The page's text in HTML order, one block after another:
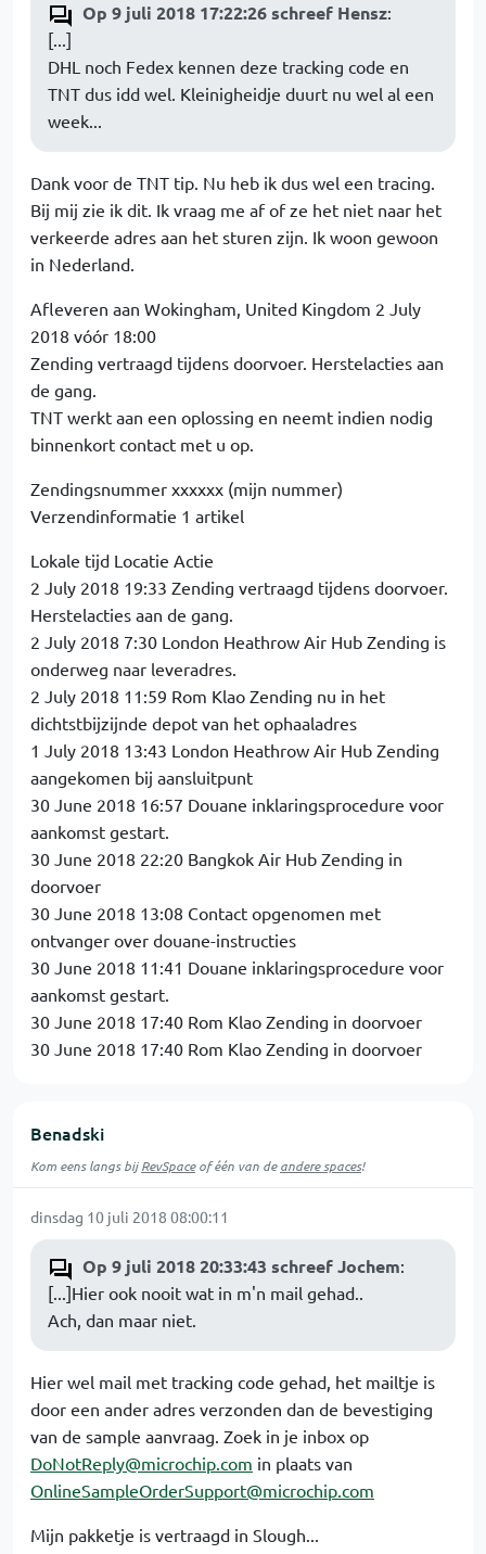
Op 9 juli 2018 17:22:26 schreef Hensz:
[...]
DHL noch Fedex kennen deze tracking code en
TNT dus idd wel. Kleinigheidje duurt nu wel al een
week...
Dank voor de TNT tip. Nu heb ik dus wel een tracing.
Bij mij zie ik dit. Ik vraag me af of ze het niet naar het
verkeerde adres aan het sturen zijn. Ik woon gewoon
in Nederland.
Afleveren aan Wokingham, United Kingdom 2 July
2018 vóór 18:00
Zending vertraagd tijdens doorvoer. Herstelacties aan
de gang.
TNT werkt aan een oplossing en neemt indien nodig
binnenkort contact met u op.
Zendingsnummer xxxxxx (mijn nummer)
Verzendinformatie 1 artikel
Lokale tijd Locatie Actie
2 July 2018 19:33 Zending vertraagd tijdens doorvoer.
Herstelacties aan de gang.
2 July 2018 7:30 London Heathrow Air Hub Zending is
onderweg naar leveradres.
2 July 2018 11:59 Rom Klao Zending nu in het
dichtstbijzijnde depot van het ophaaladres
1 July 2018 13:43 London Heathrow Air Hub Zending
aangekomen bij aansluitpunt
30 June 2018 16:57 Douane inklaringsprocedure voor
aankomst gestart.
30 June 2018 22:20 Bangkok Air Hub Zending in
doorvoer
30 June 2018 13:08 Contact opgenomen met
ontvanger over douane-instructies
30 June 2018 11:41 Douane inklaringsprocedure voor
aankomst gestart.
30 June 2018 17:40 Rom Klao Zending in doorvoer
30 June 2018 17:40 Rom Klao Zending in doorvoer
Benadski
Kom eens langs bijRevSpaceof één van deandere spaces!
dinsdag 10 juli 2018 08:00:11
Op 9 juli 2018 20:33:43 schreef Jochem:
[...]Hier ook nooit wat in m'n mail gehad..
Ach, dan maar niet.
Hier wel mail met tracking code gehad, het mailtje is
door een ander adres verzonden dan de bevestiging
van de sample aanvraag. Zoek in je inbox op
DoNotReply@microchip.com in plaats van
OnlineSampleOrderSupport@microchip.com
Mijn pakketje is vertraagd in Slough...